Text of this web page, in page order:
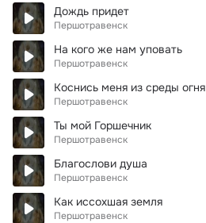
Дождь придет
Першотравенск
На кого же нам уповать
Першотравенск
Коснись меня из среды огня
Першотравенск
Ты мой Горшечник
Першотравенск
Благослови душа
Першотравенск
Как иссохшая земля
Першотравенск